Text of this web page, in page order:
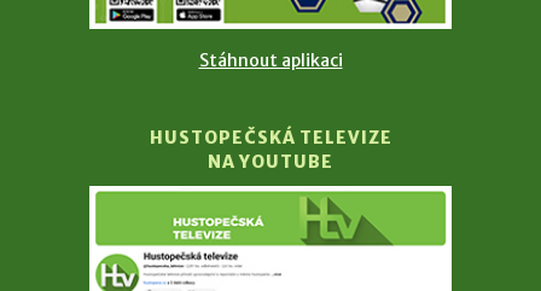
Stáhnout aplikaci
HUSTOPEČSKÁ TELEVIZE
NA YOUTUBE